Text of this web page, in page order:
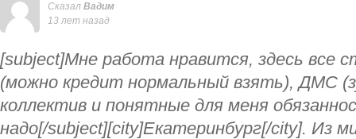
Сказал Вадим
13 лет назад
[subject]Мне работа нравится, здесь все
(можно кредит нормальный взять), ДМС
коллектив и понятные для меня
надо[/subject][city]Екатеринбург[/city]. Из